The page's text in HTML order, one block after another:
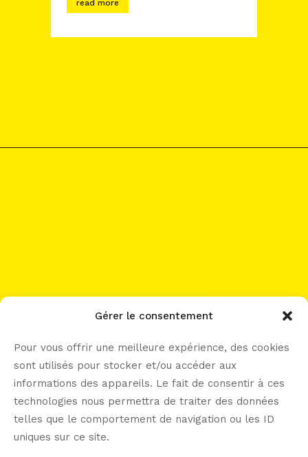
Gérer le consentement
Pour vous offrir une meilleure expérience, des cookies
sont utilisés pour stocker et/ou accéder aux
informations des appareils. Le fait de consentir à ces
technologies nous permettra de traiter des données
telles que le comportement de navigation ou les ID
uniques sur ce site.
read more
work with me?